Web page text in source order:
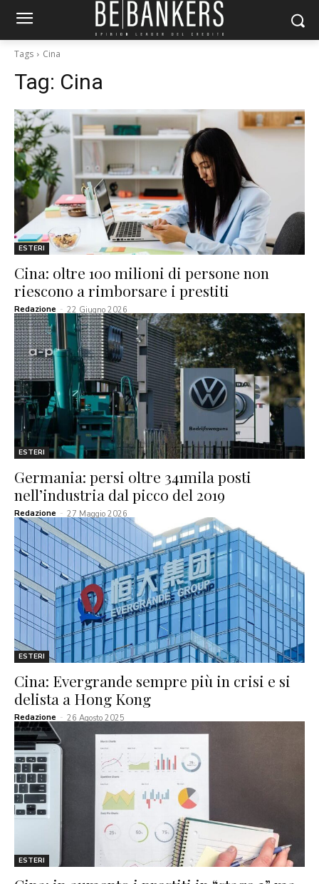
Tags Cina
Tag: Cina
ESTERI
Cina: oltre 100 milioni di persone non
riescono a rimborsare i prestiti
Redazione - 22 Giugno 2026
ESTERI
Germania: persi oltre 341mila posti
nell’industria dal picco del 2019
Redazione - 27 Maggio 2026
ESTERI
Cina: Evergrande sempre più in crisi e si
delista a Hong Kong
Redazione - 26 Agosto 2025
ESTERI